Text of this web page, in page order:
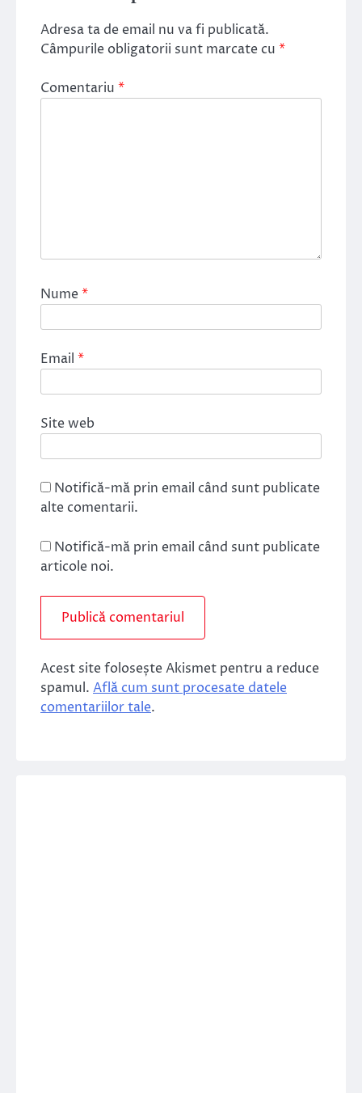
Adresa ta de email nu va fi publicată.
Câmpurile obligatorii sunt marcate cu *
Comentariu *
Nume*
Email *
Site web
Notifică-mă prin email când sunt publicate
alte comentarii.
Notifică-mă prin email când sunt publicate
articole noi.
Acest site folosește Akismet pentru a reduce
spamul. Află cum sunt procesate datele
comentariilor tale.